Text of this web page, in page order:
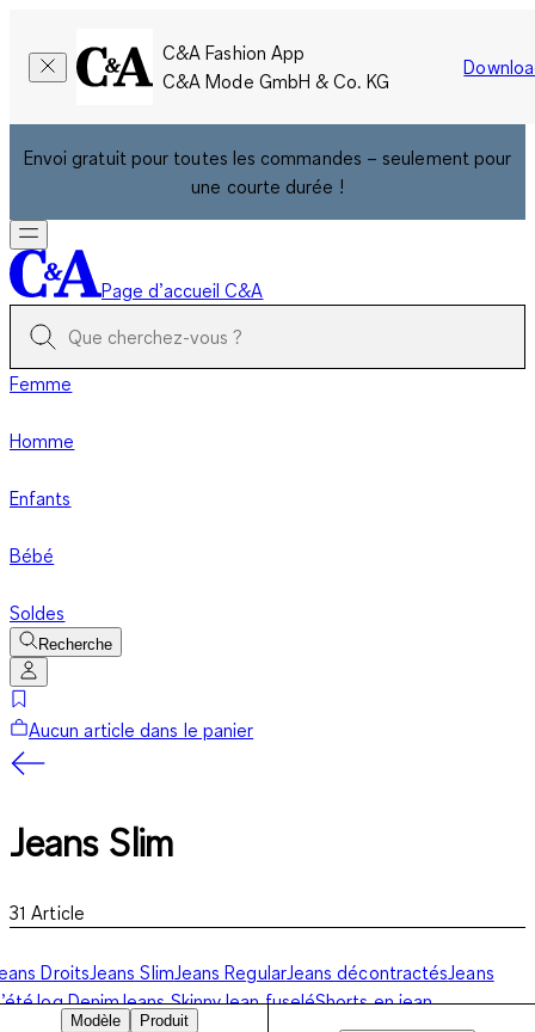
C&A Fashion App
C&A Mode GmbH & Co. KG
Envoi gratuit pour toutes les commandes – seulement pour
une courte durée !
Page d’accueil C&A
Femme
Homme
Enfants
Bébé
Soldes
Recherche
Aucun article dans le panier
Jeans Slim
31 Article
Droits Jeans Slim Jeans RegularJeans décontractés Jeans
Jog DenimJeans SkinnyJean fuseléShorts en jean
Modèle
Produit